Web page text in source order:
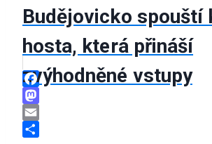
Budějovicko spouští
hosta, která přináší
zvýhodněné vstupy
Facebook
Mastodon
Email